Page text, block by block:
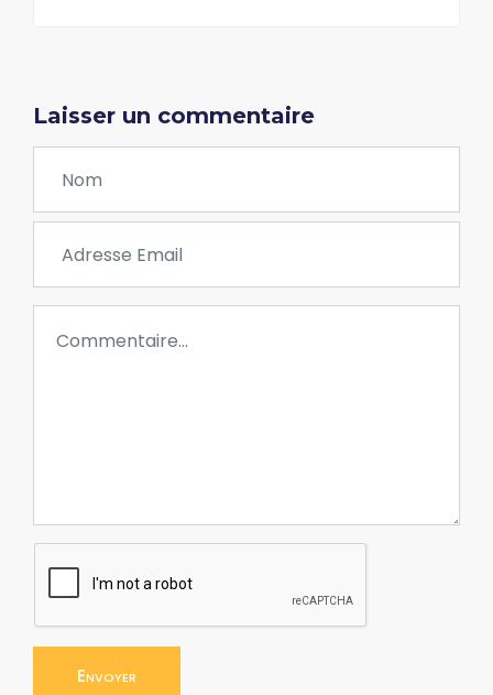
Laisser un commentaire
Envoyer